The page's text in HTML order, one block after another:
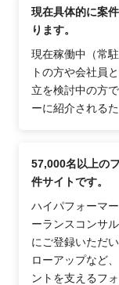
現在具体的に案
ります。
現在稼働中（常
トの方や会社員
立を検討中の方
ーに紹介される
57,000名以上の
件サイトです。
ハイパフォーマ
ーランスコンサ
にご登録いただ
ローアップなど
ントを支えるフ